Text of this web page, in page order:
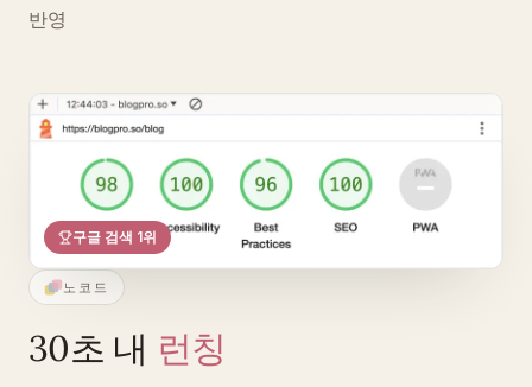
반영
구글 검색 1위
노코드
30초 내 런칭